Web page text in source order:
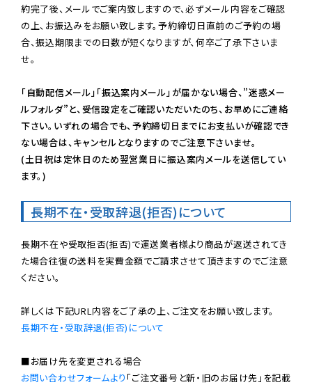
約完了後、メールでご案内致しますので、必ずメール内容をご確認
の上、お振込みをお願い致します。予約締切日直前のご予約の場
合、振込期限までの日数が短くなりますが、何卒ご了承下さいま
せ。
「自動配信メール」「振込案内メール」が届かない場合、”迷惑メー
ルフォルダ”と、受信設定をご確認いただいたのち、お早めにご連絡
下さい。いずれの場合でも、予約締切日までにお支払いが確認でき
ない場合は、キャンセルとなりますのでご注意下さいませ。
(土日祝は定休日のため翌営業日に振込案内メールを送信してい
ます。)
長期不在・受取辞退(拒否)について
長期不在や受取拒否(拒否)で運送業者様より商品が返送されてき
た場合往復の送料を実費金額でご請求させて頂きますのでご注意
ください。
長期不在・受取辞退(拒否)について
お問い合わせフォームより 「ご注文番号と新・旧のお届け先」を記載